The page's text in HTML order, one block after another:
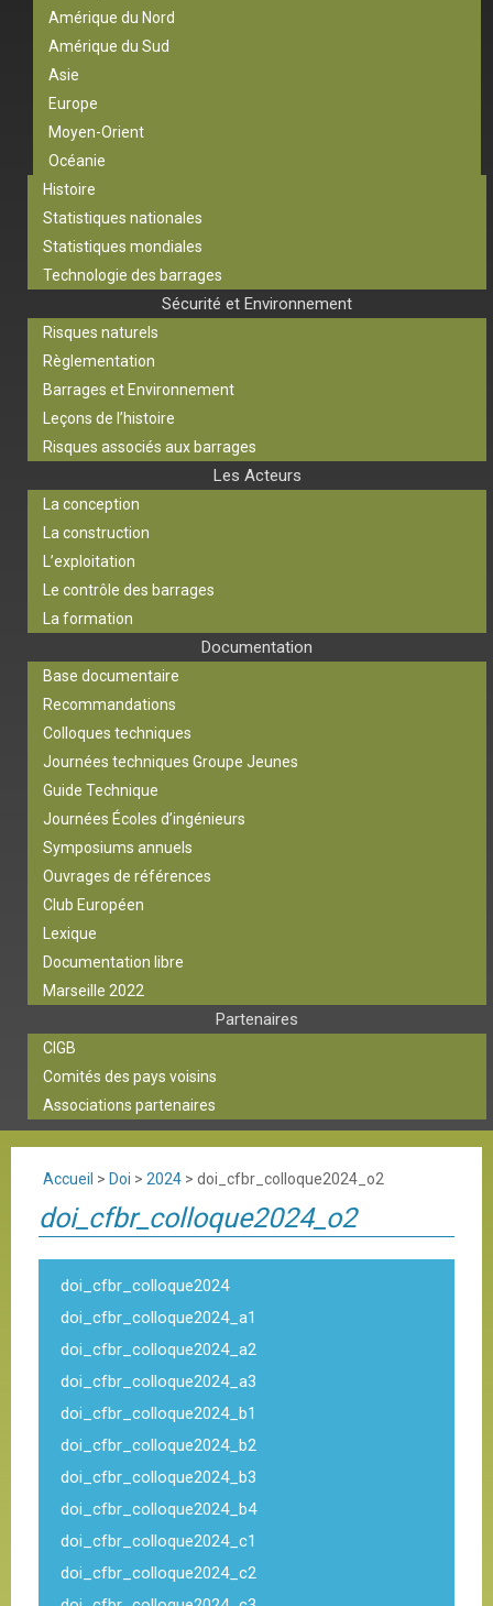
Amérique du Nord
Amérique du Sud
Asie
Europe
Moyen-Orient
Océanie
Histoire
Statistiques nationales
Statistiques mondiales
Technologie des barrages
Sécurité et Environnement
Risques naturels
Règlementation
Barrages et Environnement
Leçons de l’histoire
Risques associés aux barrages
Les Acteurs
La conception
La construction
L’exploitation
Le contrôle des barrages
La formation
Documentation
Base documentaire
Recommandations
Colloques techniques
Journées techniques Groupe Jeunes
Guide Technique
Journées Écoles d’ingénieurs
Symposiums annuels
Ouvrages de références
Club Européen
Lexique
Documentation libre
Marseille 2022
Partenaires
CIGB
Comités des pays voisins
Associations partenaires
Accueil > Doi > 2024 > doi_cfbr_colloque2024_o2
doi_cfbr_colloque2024_o2
doi_cfbr_colloque2024
doi_cfbr_colloque2024_a1
doi_cfbr_colloque2024_a2
doi_cfbr_colloque2024_a3
doi_cfbr_colloque2024_b1
doi_cfbr_colloque2024_b2
doi_cfbr_colloque2024_b3
doi_cfbr_colloque2024_b4
doi_cfbr_colloque2024_c1
doi_cfbr_colloque2024_c2